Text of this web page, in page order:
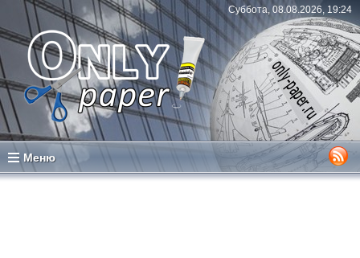
Суббота, 08.08.2026, 19:24
Меню